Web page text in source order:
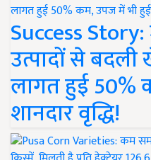
Success
उत्पादों से बदली
लागत हुई 50%
शानदार वृद्धि!